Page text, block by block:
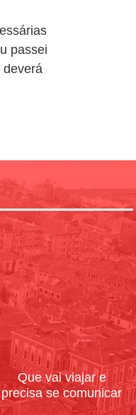
passei
deverá
Que vai viajar e
precisa se comunicar